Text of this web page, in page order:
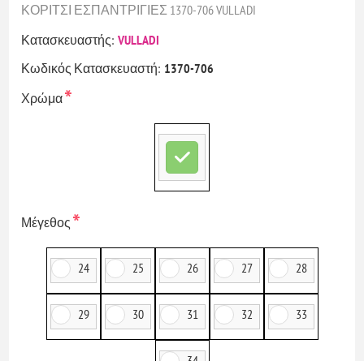
ΚΟΡΙΤΣΙ ΕΣΠΑΝΤΡΙΓΙΕΣ 1370-706 VULLADI
Κατασκευαστής: VULLADI
Κωδικός Κατασκευαστή: 1370-706
Χρώμα*
Μέγεθος*
24 25 26 27 28
29 30 31 32 33